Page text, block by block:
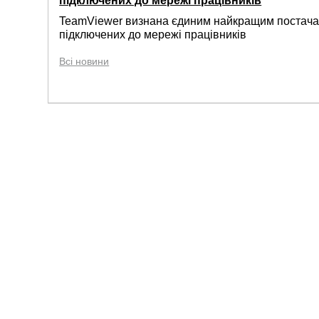
TeamViewer визнана єдиним найкращим
підключених до мережі працівників
Всі новини